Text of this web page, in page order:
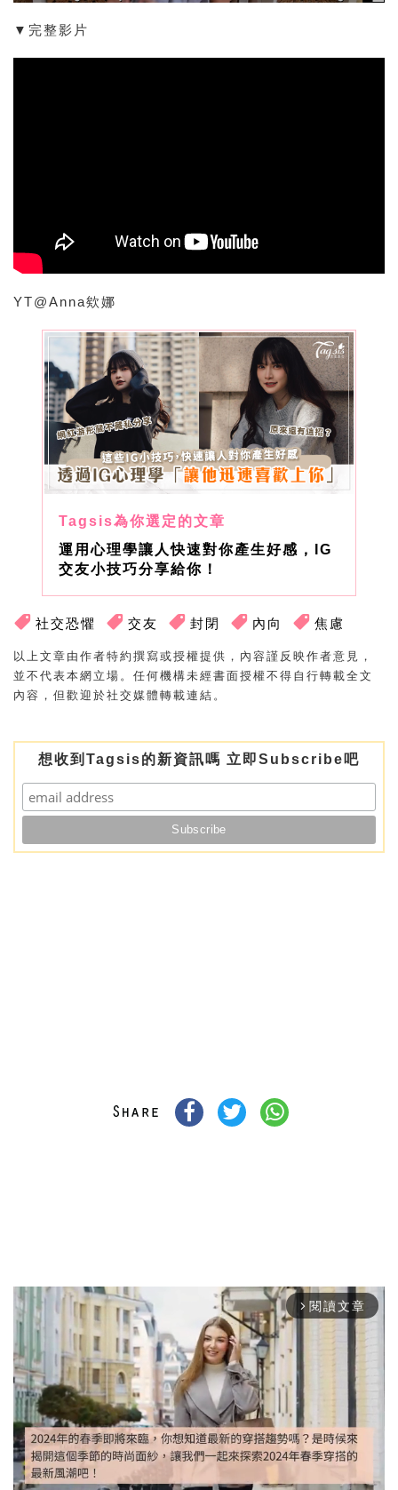
▼完整影片
YT@Anna欸娜
運用心理學讓人快速對你產生好感，IG
交友小技巧分享給你！
社交恐懼 交友 封閉 內向 焦慮
以上文章由作者特約撰寫或授權提供，內容謹反映作者意見，
並不代表本網立場。任何機構未經書面授權不得自行轉載全文
內容，但歡迎於社交媒體轉載連結。
想收到Tagsis的新資訊嗎 立即Subscribe吧
arrow_forward_ios 閱讀文章